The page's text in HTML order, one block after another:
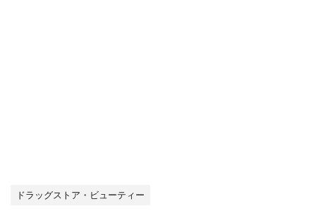
ドラッグストア・ビューティー